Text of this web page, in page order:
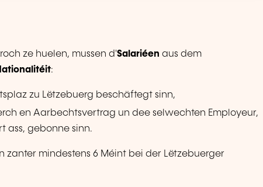
ze huelen, mussen d'Salariéen aus dem
:
zu Lëtzebuerg beschäftegt sinn,
en Aarbechtsvertrag un dee selwechten Employeur,
ass, gebonne sinn.
zanter mindestens 6 Méint bei der Lëtzebuerger